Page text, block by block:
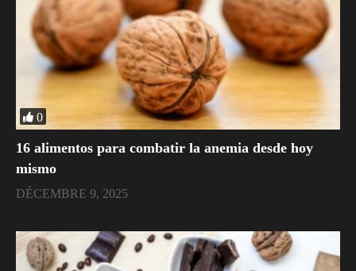
0
16 alimentos para combatir la anemia desde hoy
mismo
DÉCEMBRE 9, 2025